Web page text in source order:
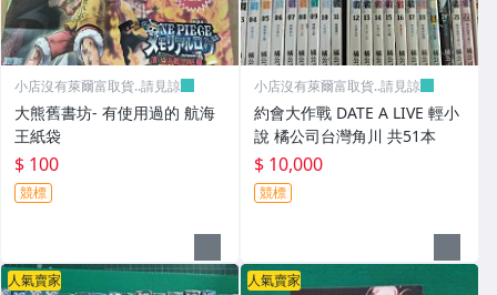
小店沒有萊爾富取貨..請見諒
大熊舊書坊- 有使用過的 航海
王紙袋
$ 100
競標
小店沒有萊爾富取貨..請見諒
約會大作戰 DATE A LIVE 輕小
說 橘公司台灣角川 共51本
$ 10,000
競標
人氣賣家 人氣賣家